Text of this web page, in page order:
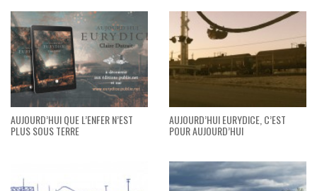
AUJOURD’HUI QUE L’ENFER N’EST
PLUS SOUS TERRE
AUJOURD’HUI EURYDICE, C’EST
POUR AUJOURD’HUI